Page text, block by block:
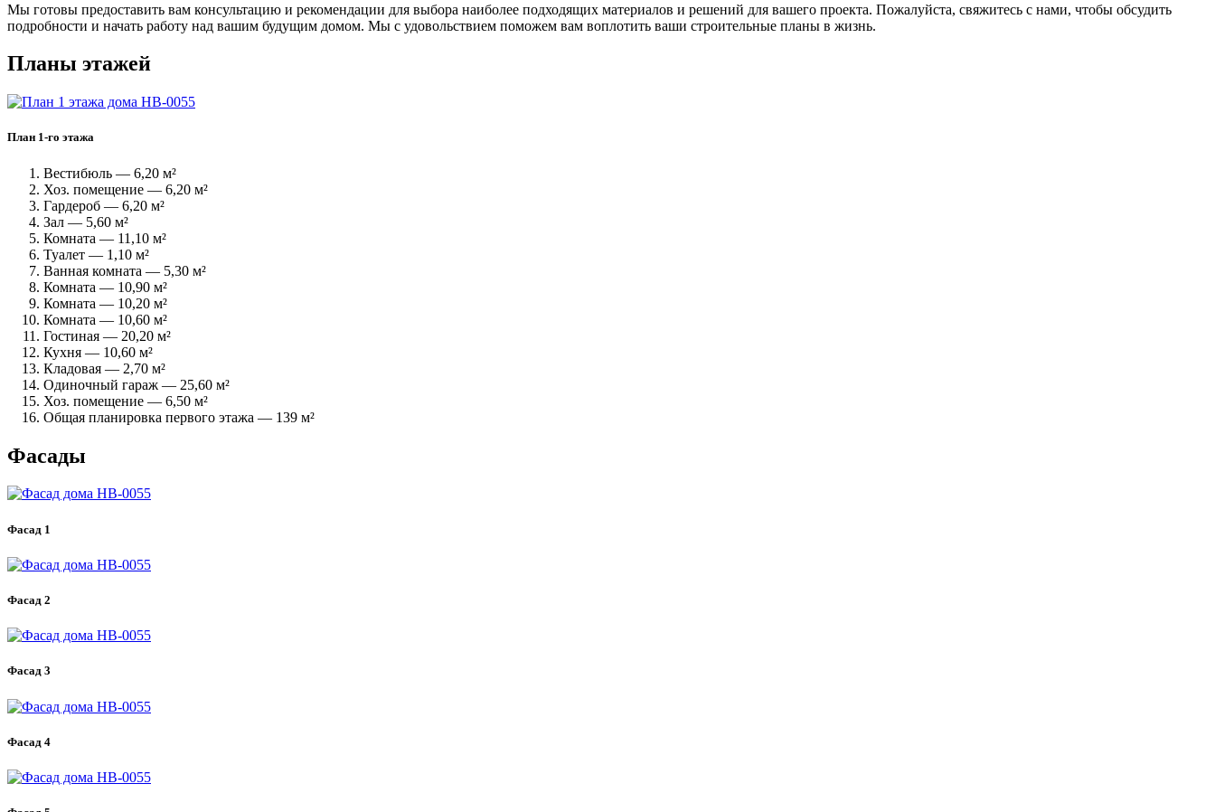
Мы готовы предоставить вам консультацию и рекомендации для выбора наиболее подходящих материалов и решений для вашего проекта. Пожалуйста, свяжитесь с нами, чтобы обсудить
подробности и начать работу над вашим будущим домом. Мы с удовольствием поможем вам воплотить ваши строительные планы в жизнь.
Планы этажей
План 1-го этажа
Вестибюль — 6,20 м²
Хоз. помещение — 6,20 м²
Гардероб — 6,20 м²
Зал — 5,60 м²
Комната — 11,10 м²
Туалет — 1,10 м²
Ванная комната — 5,30 м²
Комната — 10,90 м²
Комната — 10,20 м²
Комната — 10,60 м²
Гостиная — 20,20 м²
Кухня — 10,60 м²
Кладовая — 2,70 м²
Одиночный гараж — 25,60 м²
Хоз. помещение — 6,50 м²
Общая планировка первого этажа — 139 м²
Фасады
Фасад 1
Фасад 2
Фасад 3
Фасад 4